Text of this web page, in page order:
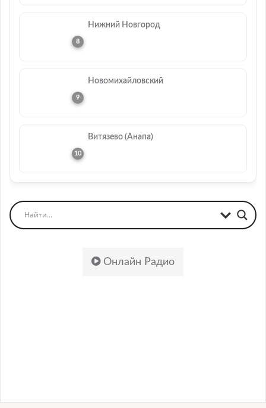
Нижний Новгород
Новомихайловский
Витязево (Анапа)
Онлайн Радио